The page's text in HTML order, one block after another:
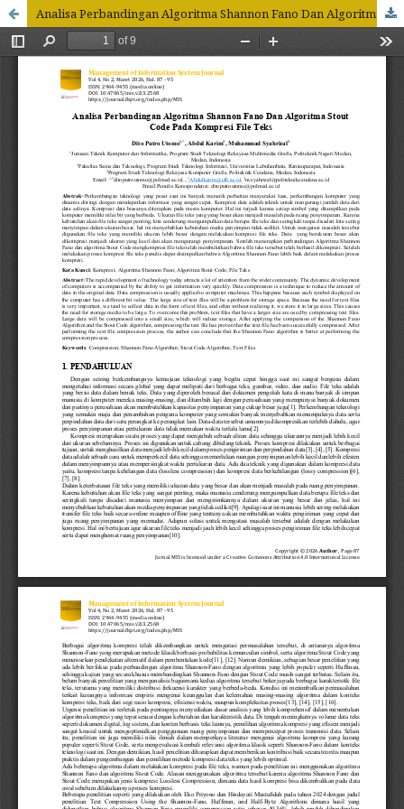
Analisa Perbandingan Algoritma Shannon Fano Dan Algoritma Stout Code Pada Kompresi File Teks